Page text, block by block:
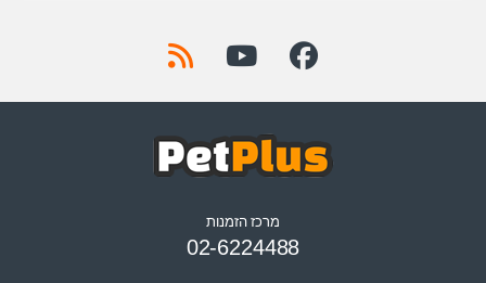
מרכז הזמנות
02-6224488